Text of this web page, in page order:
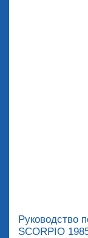
Руководство
SCORPIO